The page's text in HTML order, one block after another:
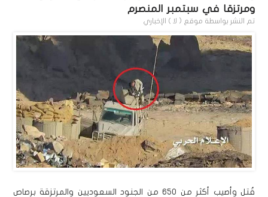
ومرتزقا في سبتمبر المنصرم
تم النشر بواسطة موقع ( لا ) الإخباري
قُتل وأصيب أكثر من 650 من الجنود السعوديين والمرتزقة برصاص